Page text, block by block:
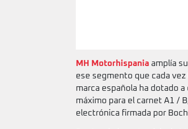
MH Motorhispania amplía
ese segmento que cada
marca española ha dotado
máximo para el carnet A1 /
electrónica firmada por